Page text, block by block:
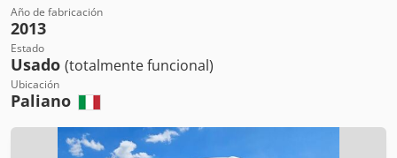
Año de fabricación
2013
Estado
Usado (totalmente funcional)
Ubicación
Paliano